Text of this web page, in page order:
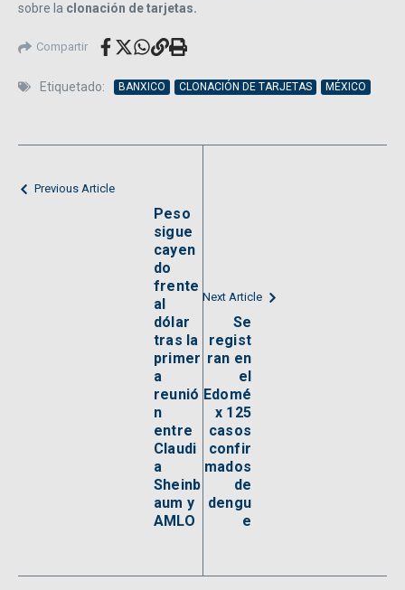
sobre la clonación de tarjetas.
Compartir
Etiquetado: BANXICO CLONACIÓN DE TARJETAS MÉXICO
Previous Article
Peso
sigue
cayen
do
frente
al
dólar
tras la
primer
a
reunió
n
entre
Claudi
a
Sheinb
aum y
AMLO
Next Article
Se
regist
ran en
el
Edomé
x 125
casos
confir
mados
de
dengu
e